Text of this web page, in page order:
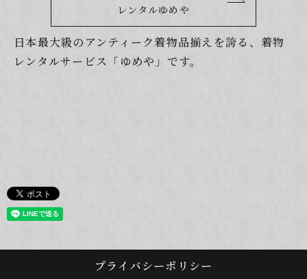
レンタルゆめや
日本最大級のアンティーク着物品揃えを誇る、着物
レンタルサービス「ゆめや」です。
プライバシーポリシー